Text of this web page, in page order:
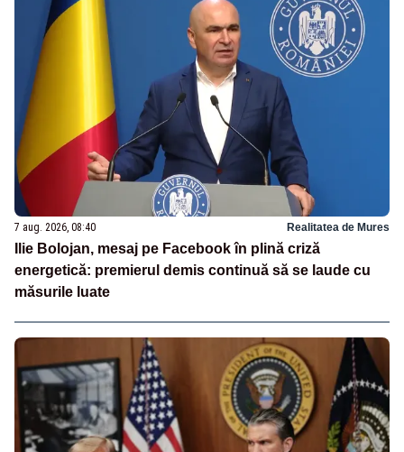
7 aug. 2026, 08:40 Realitatea de Mures
Ilie Bolojan, mesaj pe Facebook în plină criză
energetică: premierul demis continuă să se laude cu
măsurile luate